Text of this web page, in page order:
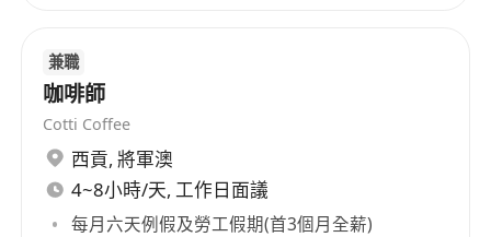
兼職
咖啡師
Cotti Coffee
西貢, 將軍澳
4~8小時/天, 工作日面議
每月六天例假及勞工假期(首3個月全薪)